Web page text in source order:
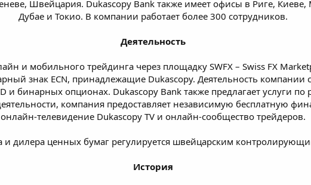
Швейцария. Dukascopy Bank также имеет офисы в Риге,
Дубае и Токио. В компании работает более 300 сотрудников.
Деятельность
и мобильного трейдинга через площадку SWFX – Swiss FX
знак ECN, принадлежащие Dukascopy. Деятельность компании
и бинарных опционах. Dukascopy Bank также предлагает услуги
компания предоставляет независимую бесплатную
онлайн-телевидение Dukascopy TV и онлайн-сообщество трейдеров.
и дилера ценных бумаг регулируется швейцарским
История